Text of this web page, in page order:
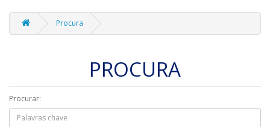
Procura
PROCURA
Procurar: